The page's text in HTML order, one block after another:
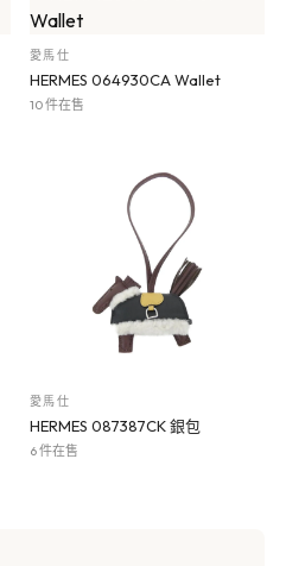
愛馬仕
HERMES 064930CA Wallet
10 件在售
愛馬仕
HERMES 087387CK 銀包
6 件在售